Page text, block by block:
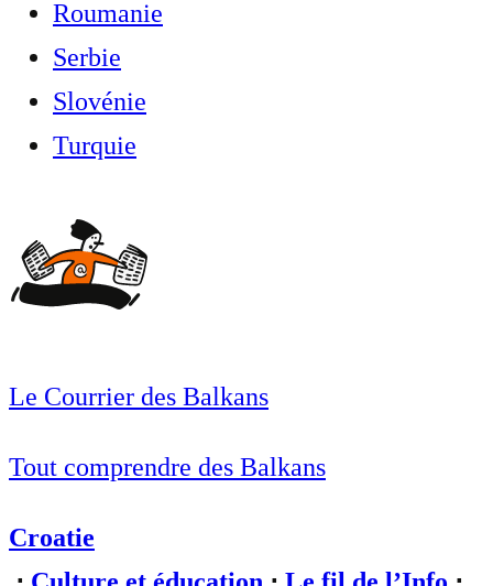
Roumanie
Serbie
Slovénie
Turquie
Le Courrier des Balkans
Tout comprendre des Balkans
Croatie